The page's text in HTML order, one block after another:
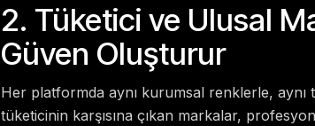
2. Tüketici ve Ulusal
Güven Oluşturur
Her platformda aynı kurumsal renklerle,
tüketicinin karşısına çıkan markalar,